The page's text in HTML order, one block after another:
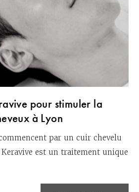
pour stimuler la
à Lyon
par un cuir chevelu
est un traitement unique